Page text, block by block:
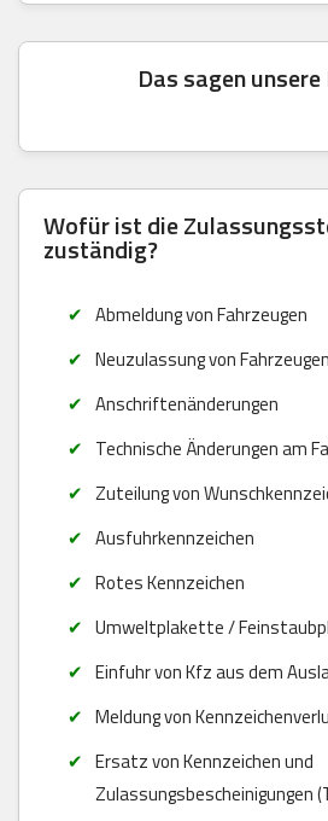
Das sagen
Wofür ist die
zuständig?
Abmeldung von Fahrzeugen
Neuzulassung von Fahrzeugen
Anschriftenänderungen
Technische Änderungen am
Zuteilung von
Ausfuhrkennzeichen
Rotes Kennzeichen
Umweltplakette /
Einfuhr von Kfz aus dem
Meldung von
Ersatz von Kennzeichen und
Zulassungsbescheinigungen